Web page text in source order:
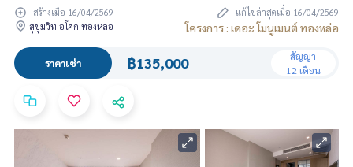
สร้างเมื่อ 16/04/2569
แก้ไขล่าสุดเมื่อ 16/04/2569
สุขุมวิท อโศก ทองหล่อ
โครงการ : เดอะ โมนูเมนต์ ทองหล่อ
ราคาเช่า ฿135,000
สัญญา
12 เดือน